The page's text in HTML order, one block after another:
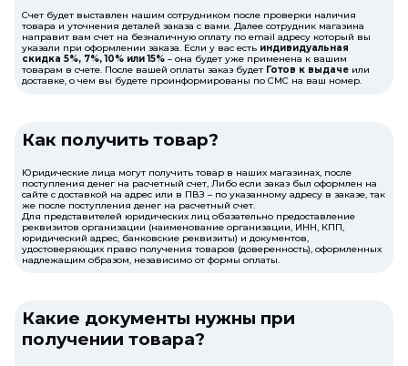
Счет будет выставлен нашим сотрудником после проверки наличия
товара и уточнения деталей заказа с вами. Далее сотрудник магазина
направит вам счет на безналичную оплату по email адресу который вы
указали при оформлении заказа. Если у вас есть индивидуальная
скидка 5%, 7%, 10% или 15% – она будет уже применена к вашим
товарам в счете. После вашей оплаты заказ будет Готов к выдаче или
доставке, о чем вы будете проинформированы по СМС на ваш номер.
Как получить товар?
Юридические лица могут получить товар в наших магазинах, после
поступления денег на расчетный счет, Либо если заказ был оформлен на
сайте с доставкой на адрес или в ПВЗ – по указанному адресу в заказе, так
же после поступления денег на расчетный счет.
Для представителей юридических лиц обязательно предоставление
реквизитов организации (наименование организации, ИНН, КПП,
юридический адрес, банковские реквизиты) и документов,
удостоверяющих право получения товаров (доверенность), оформленных
надлежащим образом, независимо от формы оплаты.
Какие документы нужны при
получении товара?